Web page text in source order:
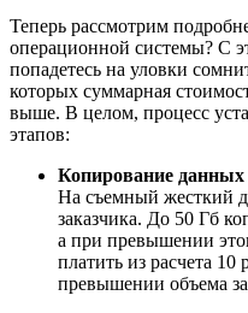
Теперь рассмотрим
операционной системы? С
попадетесь на уловки
которых суммарная
выше. В целом, процесс
этапов:
Копирование данных
На съемный жесткий
заказчика. До 50 Гб
а при превышении
платить из расчета
превышении объема